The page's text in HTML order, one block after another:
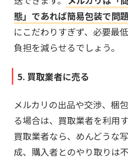
態」であれば簡易包装で問
にこだわりすぎず、必要最
負担を減らせるでしょう。
5. 買取業者に売る
メルカリの出品や交渉、梱
る場合は、買取業者を利用
買取業者なら、めんどうな
成、購入者とのやり取りは